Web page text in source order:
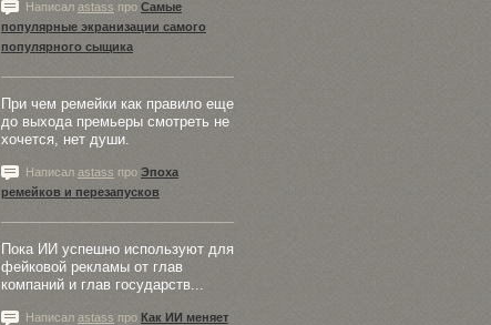
Написал astass про Самые
популярные экранизации самого
популярного сыщика
При чем ремейки как правило еще
до выхода премьеры смотреть не
хочется, нет души.
Написал astass про Эпоха
ремейков и перезапусков
Пока ИИ успешно используют для
фейковой рекламы от глав
компаний и глав государств...
Написал astass про Как ИИ меняет